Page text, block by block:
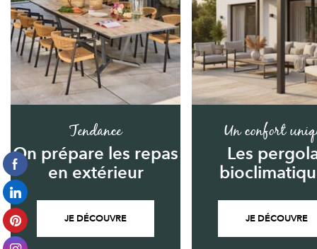
Tendance
On prépare les repas
en extérieur
JE DÉCOUVRE
Un confort
Les
JE DÉCOUVRE